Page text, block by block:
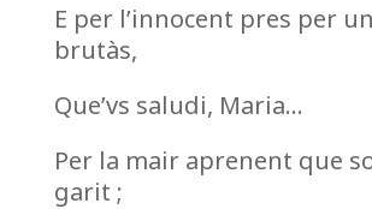
E per l’innocent pres per
brutàs,
Que’vs saludi, Maria…
Per la mair aprenent que
garit ;